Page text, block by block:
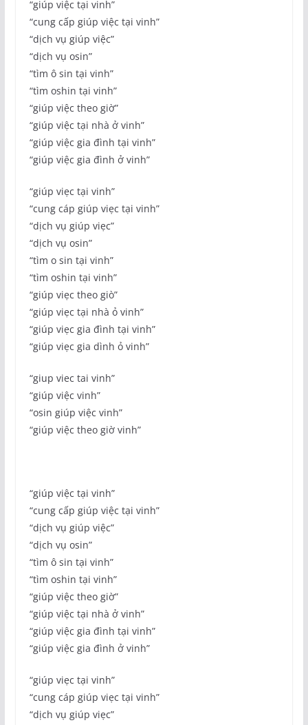
“giúp việc tại vinh”
“cung cấp giúp việc tại vinh”
“dịch vụ giúp việc”
“dịch vụ osin”
“tìm ô sin tại vinh”
“tìm oshin tại vinh”
“giúp việc theo giờ”
“giúp việc tại nhà ở vinh”
“giúp việc gia đình tại vinh”
“giúp việc gia đình ở vinh”
“giúp viẹc tại vinh”
“cung cáp giúp viẹc tại vinh”
“dịch vụ giúp viẹc”
“dịch vụ osin”
“tìm o sin tại vinh”
“tìm oshin tại vinh”
“giúp viẹc theo giò”
“giúp viẹc tại nhà ỏ vinh”
“giúp viẹc gia đình tại vinh”
“giúp viẹc gia dình ỏ vinh”
“giup viec tai vinh”
“giúp việc vinh”
“osin giúp việc vinh”
“giúp việc theo giờ vinh”
“giúp việc tại vinh”
“cung cấp giúp việc tại vinh”
“dịch vụ giúp việc”
“dịch vụ osin”
“tìm ô sin tại vinh”
“tìm oshin tại vinh”
“giúp việc theo giờ”
“giúp việc tại nhà ở vinh”
“giúp việc gia đình tại vinh”
“giúp việc gia đình ở vinh”
“giúp viẹc tại vinh”
“cung cáp giúp viẹc tại vinh”
“dịch vụ giúp viẹc”